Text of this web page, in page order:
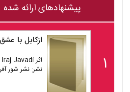
پیشنهادهای ارائه شده
۱
ازکابل با عشق
اثر Iraj Javadi
نشر: نشر شور